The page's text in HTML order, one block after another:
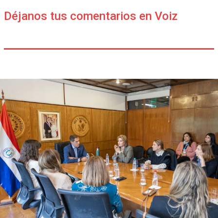
Déjanos tus comentarios en Voiz